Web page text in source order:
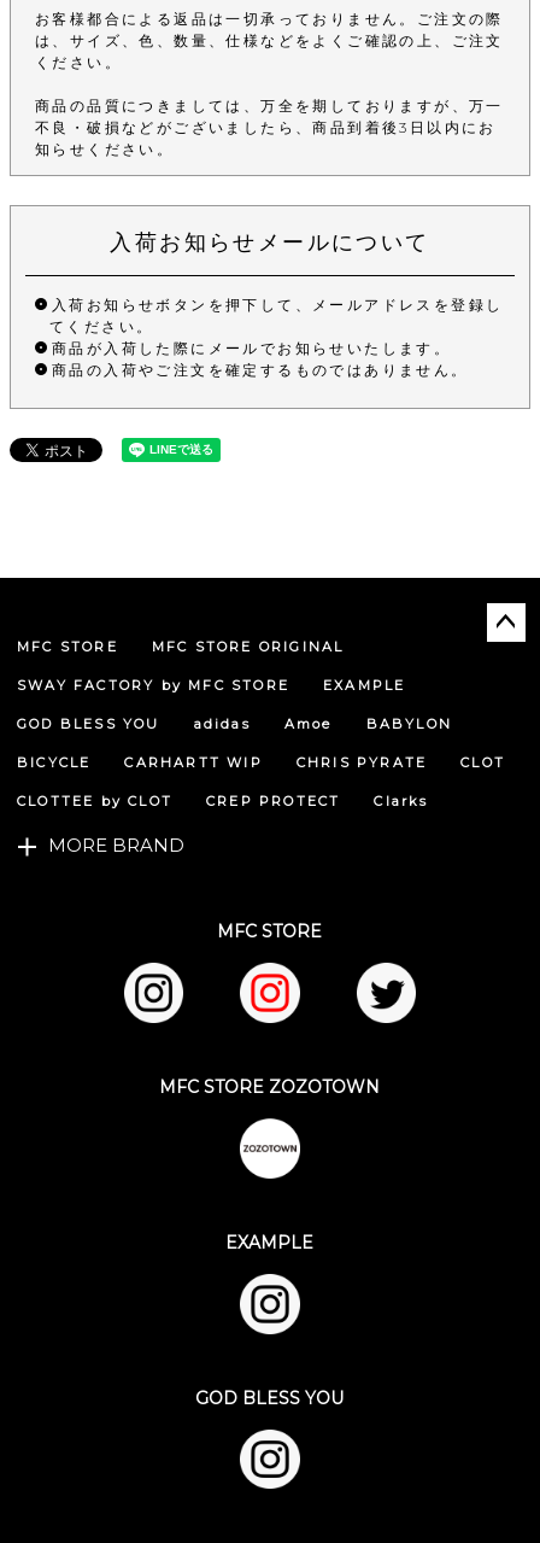
お客様都合による返品は一切承っておりません。ご注文の際
は、サイズ、色、数量、仕様などをよくご確認の上、ご注文
ください。
商品の品質につきましては、万全を期しておりますが、万一
不良・破損などがございましたら、商品到着後3日以内にお
知らせください。
入荷お知らせメールについて
入荷お知らせボタンを押下して、メールアドレスを登録し
てください。
商品が入荷した際にメールでお知らせいたします。
商品の入荷やご注文を確定するものではありません。
MFC STORE MFC STORE ORIGINAL
SWAY FACTORY by MFC STORE EXAMPLE
GOD BLESS YOU adidas Amoe BABYLON
BICYCLE CARHARTT WIP CHRIS PYRATE CLOT
CLOTTEE by CLOT CREP PROTECT Clarks
MORE BRAND
MFC STORE
MFC STORE ZOZOTOWN
EXAMPLE
GOD BLESS YOU